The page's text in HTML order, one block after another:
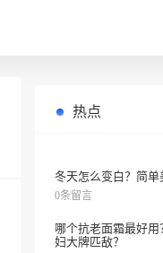
热点
冬天怎么变白？简单
0条留言
哪个抗老面霜最好
妇大牌匹敌？